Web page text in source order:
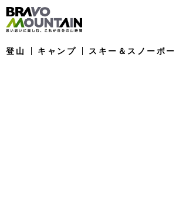
登山 キャンプ スキー＆スノーボー